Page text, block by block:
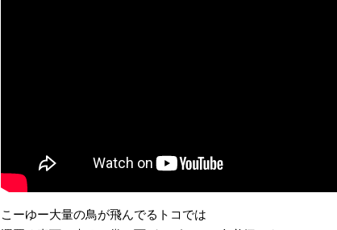
こーゆー大量の鳥が飛んでるトコでは